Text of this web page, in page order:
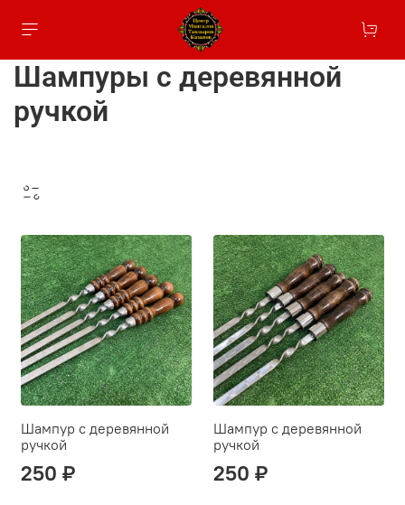
Шампуры с деревянной
ручкой
Шампур с деревянной
ручкой
250 ₽
Шампур с деревянной
ручкой
250 ₽